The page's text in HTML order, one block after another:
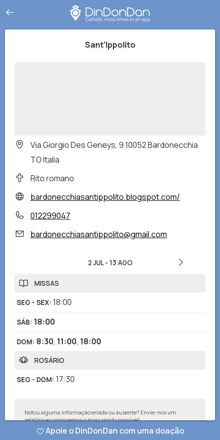
Sant'Ippolito
Via Giorgio Des Geneys, 9 10052 Bardonecchia
TO Italia
Rito romano
bardonecchiasantippolito.blogspot.com/
012299047
bardonecchiasantippolito@gmail.com
2 JUL- 13 AGO
MISSAS
SEG - SEX: 18:00
SÁB: 18:00
DOM: 8:30, 11:00, 18:00
ROSÁRIO
SEG - DOM: 17:30
Notou alguma informação errada ou ausente? Envie-nos um
relatório e corrigiremos o mais rápido possível!
Apoie o DinDonDan com uma doação